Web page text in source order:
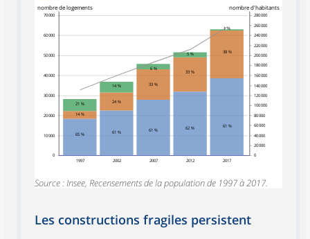
0
10 000
20 000
30 000
40 000
50 000
60 000
70 000
0
20 000
40 000
60 000
80 000
100 000
120 000
140 000
160 000
180 000
200 000
220 000
240 000
260 000
280 000
nombre de logements nombre d'habitants
1997 2002 2007 2012 2017
65 %
14 %
21 %
61 %
24 %
14 %
61 %
33 %
6 %
62 %
33 %
5 %
61 %
38 %
1 %
Source : Insee, Recensements de la population de 1997 à 2017.
Les constructions fragiles persistent